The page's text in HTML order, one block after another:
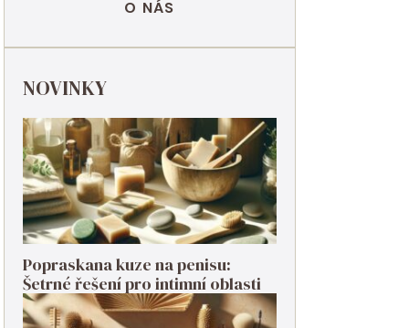
O NÁS
NOVINKY
Popraskana kuze na penisu:
Šetrné řešení pro intimní oblasti